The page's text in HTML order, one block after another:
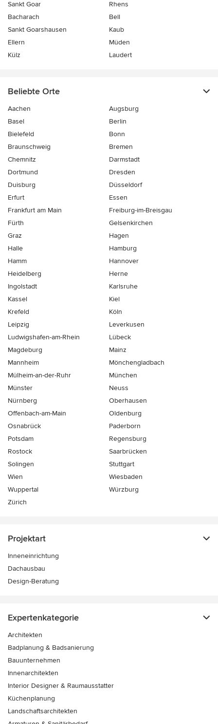
Sankt Goar
Rhens
Bacharach
Bell
Sankt Goarshausen
Kaub
Ellern
Müden
Külz
Laudert
Beliebte Orte
Aachen
Augsburg
Basel
Berlin
Bielefeld
Bonn
Braunschweig
Bremen
Chemnitz
Darmstadt
Dortmund
Dresden
Duisburg
Düsseldorf
Erfurt
Essen
Frankfurt am Main
Freiburg-im-Breisgau
Fürth
Gelsenkirchen
Graz
Hagen
Halle
Hamburg
Hamm
Hannover
Heidelberg
Herne
Ingolstadt
Karlsruhe
Kassel
Kiel
Krefeld
Köln
Leipzig
Leverkusen
Ludwigshafen-am-Rhein
Lübeck
Magdeburg
Mainz
Mannheim
Mönchen­gladbach
Mülheim-an-der-Ruhr
München
Münster
Neuss
Nürnberg
Oberhausen
Offenbach-am-Main
Oldenburg
Osnabrück
Paderborn
Potsdam
Regensburg
Rostock
Saarbrücken
Solingen
Stuttgart
Wien
Wiesbaden
Wuppertal
Würzburg
Zürich
Projektart
Inneneinrichtung
Dachausbau
Design-Beratung
Expertenkategorie
Architekten
Badplanung & Badsanierung
Bauunternehmen
Innenarchitekten
Interior Designer & Raumausstatter
Küchenplanung
Landschaftsarchitekten